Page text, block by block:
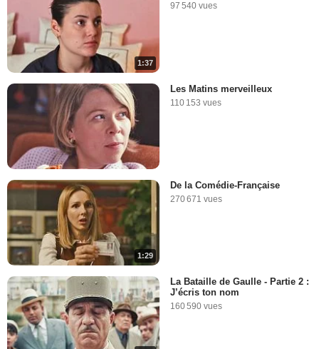
1:37
97 540 vues
Les Matins merveilleux
110 153 vues
1:29
De la Comédie-Française
270 671 vues
La Bataille de Gaulle - Partie 2 :
J’écris ton nom
160 590 vues